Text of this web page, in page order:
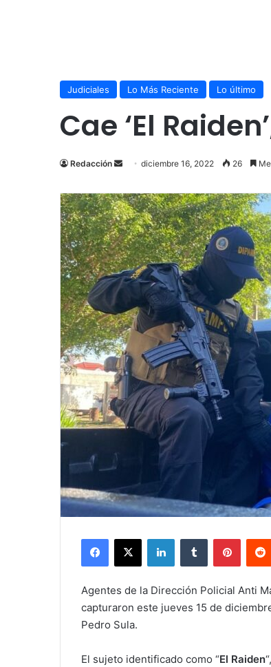
Judiciales Lo Más Reciente Lo último
Cae ‘El
Redacción
Send
email
diciembre 16, 2022 26
Facebook
X LinkedInTumblr
Agentes de la Dirección Policial Anti
capturaron este jueves 15 de
Pedro Sula.
El sujeto identificado como “El Raiden